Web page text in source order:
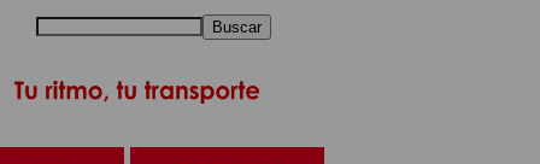
Buscar